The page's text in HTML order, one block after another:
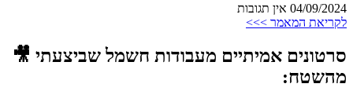
04/09/2024 אין תגובות
לקריאת המאמר >>>
סרטונים אמיתיים מעבודות חשמל שביצעתי 🎥
מהשטח: